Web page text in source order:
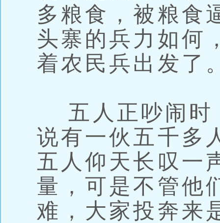
多粮食，被粮食
头寨的兵力如何
着农民兵出发了
五人正吵闹时
说有一伙五千多
五人仰天长叹一
量，可是不管他
难，大家投奔来